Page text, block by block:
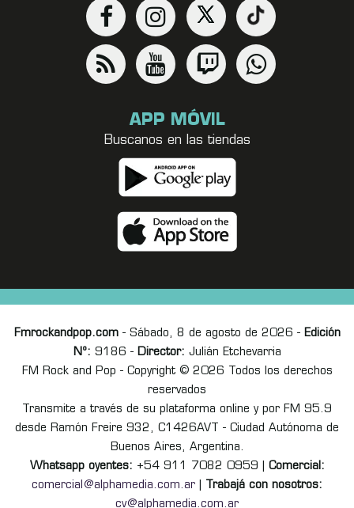
APP MÓVIL
Buscanos en las tiendas
Fmrockandpop.com- Sábado, 8 de agosto de 2026 - Edición
Nº: 9186 - Director: Julián Etchevarria
FM Rock and Pop - Copyright © 2026 Todos los derechos
reservados
Transmite a través de su plataforma online y por FM 95.9
desde Ramón Freire 932, C1426AVT - Ciudad Autónoma de
Buenos Aires, Argentina.
Whatsapp oyentes: +54 911 7082 0959 | Comercial:
comercial@alphamedia.com.ar
Trabajá con nosotros:
cv@alphamedia.com.ar